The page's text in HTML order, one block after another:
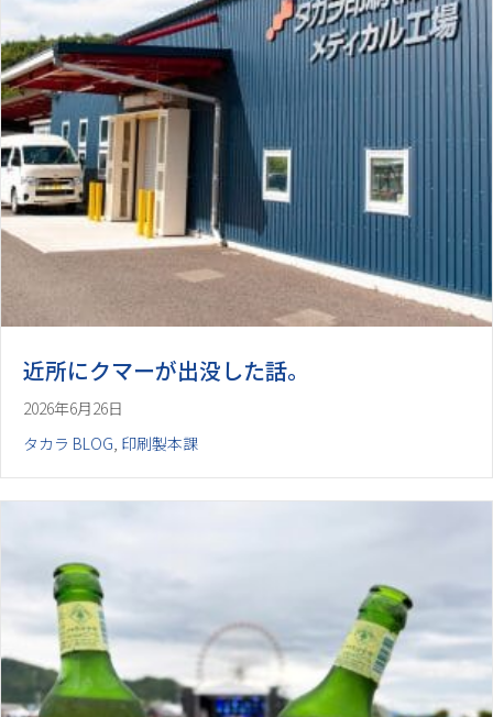
近所にクマーが出没した話。
2026年6月26日
タカラ BLOG, 印刷製本課